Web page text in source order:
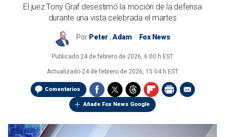
El juez Tony Graf desestimó la moción de la defensa
durante una vista celebrada el martes
Por Peter, Adam Fox News
Publicado 24 de febrero de 2026, 6:00 h EST
Actualizado 24 de febrero de 2026, 15:04 h EST
Comentarios
Añade Fox News Google